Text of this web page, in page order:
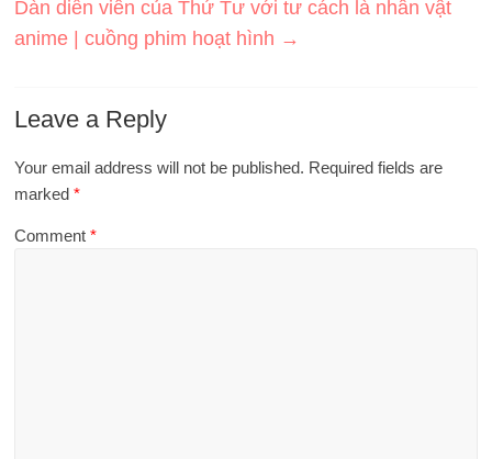
Dàn diễn viên của Thứ Tư với tư cách là nhân vật
anime | cuồng phim hoạt hình →
Leave a Reply
Your email address will not be published. Required fields are
marked*
Comment*